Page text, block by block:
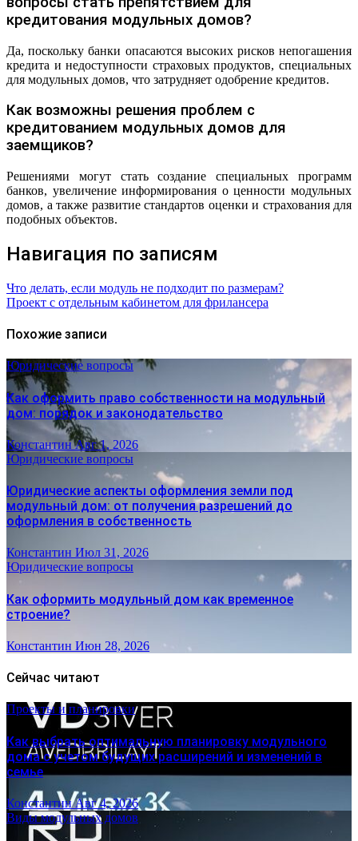
кредитования модульных домов?
Да, поскольку банки опасаются высоких рисков непогашения
кредита и недоступности страховых продуктов, специальных
для модульных домов, что затрудняет одобрение кредитов.
Как возможны решения проблем с
кредитованием модульных домов для
заемщиков?
Решениями могут стать создание специальных программ
банков, увеличение информирования о ценности модульных
домов, а также развитие стандартов оценки и страхования для
подобных объектов.
Навигация по записям
Что делать, если модуль не подходит по размерам?
Проект с отдельным кабинетом для фрилансера
Похожие записи
Юридические вопросы
Как оформить право собственности на модульный
дом: порядок и законодательство
КонстантинАвг 1, 2026
Юридические вопросы
Юридические аспекты оформления земли под
модульный дом: от получения разрешений до
оформления в собственность
Константин Июл 31, 2026
Юридические вопросы
Как оформить модульный дом как временное
строение?
Константин Июн 28, 2026
Сейчас читают
Проекты и планировки
Как выбрать оптимальную планировку модульного
дома с учетом будущих расширений и изменений в
семье
КонстантинАвг 4, 2026
Виды модульных домов